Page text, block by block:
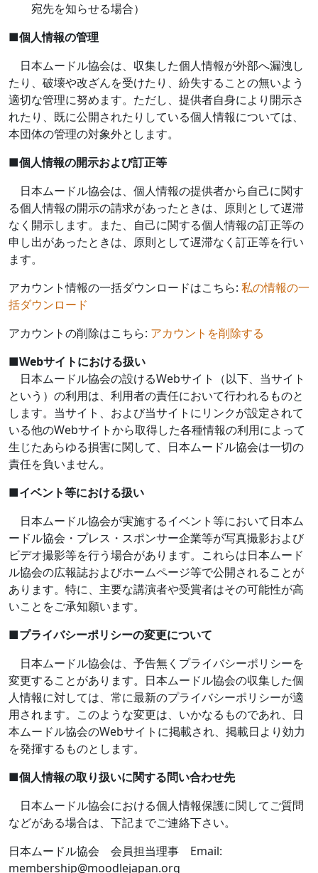
宛先を知らせる場合）
■個人情報の管理
日本ムードル協会は、収集した個人情報が外部へ漏洩し
たり、破壊や改ざんを受けたり、紛失することの無いよう
適切な管理に努めます。ただし、提供者自身により開示さ
れたり、既に公開されたりしている個人情報については、
本団体の管理の対象外とします。
■個人情報の開示および訂正等
日本ムードル協会は、個人情報の提供者から自己に関す
る個人情報の開示の請求があったときは、原則として遅滞
なく開示します。また、自己に関する個人情報の訂正等の
申し出があったときは、原則として遅滞なく訂正等を行い
ます。
アカウント情報の一括ダウンロードはこちら: 私の情報の一
括ダウンロード
アカウントの削除はこちら: アカウントを削除する
■Webサイトにおける扱い
日本ムードル協会の設けるWebサイト（以下、当サイト
という）の利用は、利用者の責任において行われるものと
します。当サイト、および当サイトにリンクが設定されて
いる他のWebサイトから取得した各種情報の利用によって
生じたあらゆる損害に関して、日本ムードル協会は一切の
責任を負いません。
■イベント等における扱い
日本ムードル協会が実施するイベント等において日本ム
ードル協会・プレス・スポンサー企業等が写真撮影および
ビデオ撮影等を行う場合があります。これらは日本ムード
ル協会の広報誌およびホームページ等で公開されることが
あります。特に、主要な講演者や受賞者はその可能性が高
いことをご承知願います。
■プライバシーポリシーの変更について
日本ムードル協会は、予告無くプライバシーポリシーを
変更することがあります。日本ムードル協会の収集した個
人情報に対しては、常に最新のプライバシーポリシーが適
用されます。このような変更は、いかなるものであれ、日
本ムードル協会のWebサイトに掲載され、掲載日より効力
を発揮するものとします。
■個人情報の取り扱いに関する問い合わせ先
日本ムードル協会における個人情報保護に関してご質問
などがある場合は、下記までご連絡下さい。
日本ムードル協会 会員担当理事 Email:
membership@moodlejapan.org